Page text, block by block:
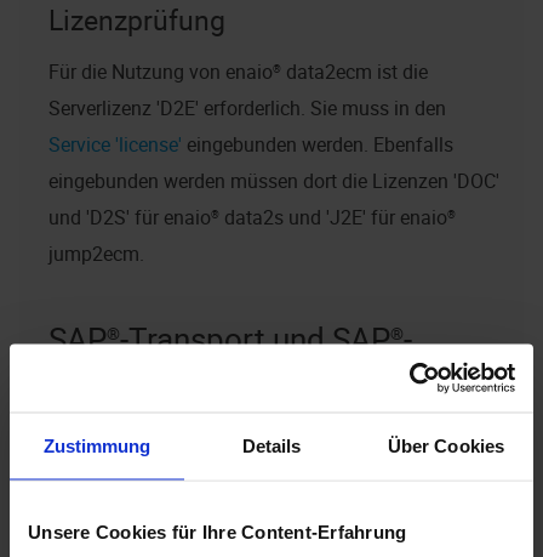
Zustimmung Details Über Cookies
Unsere Cookies für Ihre Content-Erfahrung
Lizenzprüfung
Für die Nutzung von enaio® data2ecm ist die
Serverlizenz 'D2E' erforderlich. Sie muss in den
Service 'license' eingebunden werden. Ebenfalls
eingebunden werden müssen dort die Lizenzen 'DOC'
und 'D2S' für enaio® data2s und 'J2E' für enaio®
jump2ecm.
SAP®-Transport und SAP®-
Die gesamte Anwendung wird durch einen SAP®-
Customizing durchzuführen.